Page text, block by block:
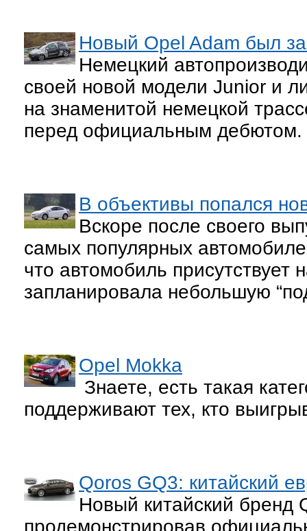
Новый Opel Adam был
Немецкий
своей новой модели Junior и
на знаменитой немецкой
перед официальным дебютом.
В объективы попался
Вскоре после своего
самых популярных
что автомобиль присутствует
запланировала небольшую
Opel Mokka
Знаете, есть такая
поддерживают тех, кто
Qoros GQ3: китайский
Новый китайский бренд
продемонстрировав